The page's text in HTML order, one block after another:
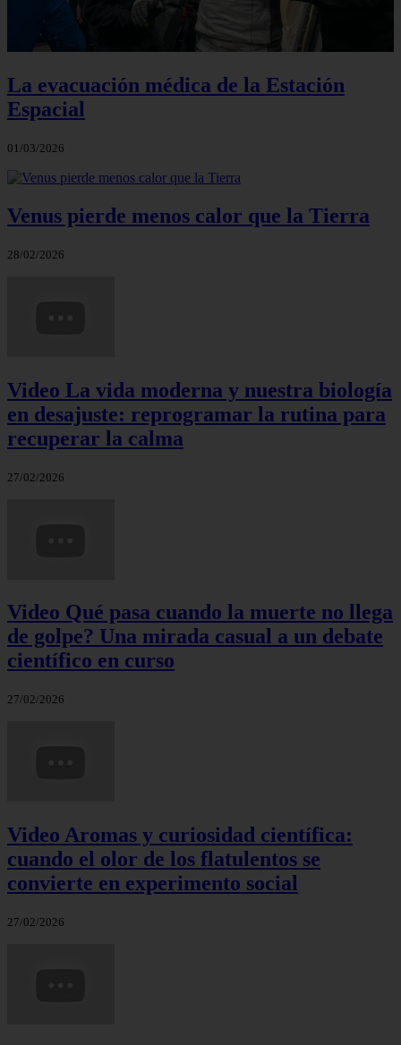
La evacuación médica de la Estación
Espacial
01/03/2026
Venus pierde menos calor que la Tierra
28/02/2026
Video La vida moderna y nuestra biología
en desajuste: reprogramar la rutina para
recuperar la calma
27/02/2026
Video Qué pasa cuando la muerte no llega
de golpe? Una mirada casual a un debate
científico en curso
27/02/2026
Video Aromas y curiosidad científica:
cuando el olor de los flatulentos se
convierte en experimento social
27/02/2026